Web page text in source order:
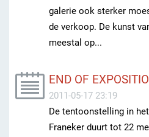
galerie ook sterker
de verkoop. De kunst
meestal op...
END OF
2011-05-17 23:19
De tentoonstelling in
Franeker duurt tot 22